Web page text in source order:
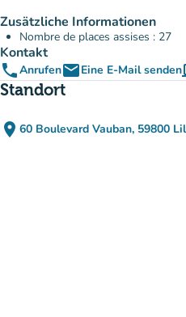
Zusätzliche Informationen
Nombre de places assises : 27
Kontakt
phoneAnrufenemailEine E-Mail senden
Standort
place 60 Boulevard Vauban, 59800
(in Google
(new tab)